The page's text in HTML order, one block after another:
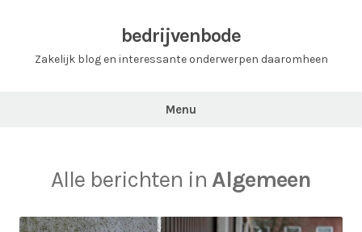
bedrijvenbode
Zakelijk blog en interessante onderwerpen daaromheen
Menu
Alle berichten in Algemeen